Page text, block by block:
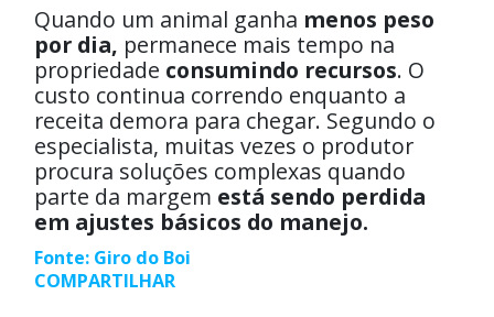
Quando um animal ganha menos peso
por dia, permanece mais tempo na
propriedade consumindo recursos. O
custo continua correndo enquanto a
receita demora para chegar. Segundo o
especialista, muitas vezes o produtor
procura soluções complexas quando
parte da margem está sendo perdida
em ajustes básicos do manejo.
Fonte: Giro do Boi
COMPARTILHAR